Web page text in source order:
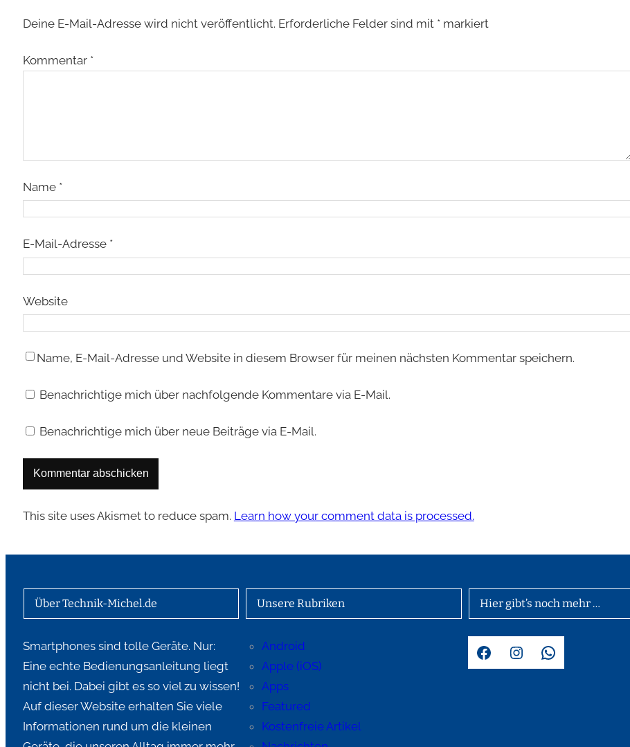
Deine E-Mail-Adresse wird nicht veröffentlicht. Erforderliche Felder sind mit *markiert
Kommentar *
Name *
E-Mail-Adresse *
Website
Name, E-Mail-Adresse und Website in diesem Browser für meinen nächsten Kommentar speichern.
Benachrichtige mich über nachfolgende Kommentare via E-Mail.
Benachrichtige mich über neue Beiträge via E-Mail.
This site uses Akismet to reduce spam. Learn how your comment data is processed.
Über Technik-Michel.de
Smartphones sind tolle Geräte. Nur:
Eine echte Bedienungsanleitung liegt
nicht bei. Dabei gibt es so viel zu wissen!
Auf dieser Website erhalten Sie viele
Informationen rund um die kleinen
Unsere Rubriken
Android
Apple (iOS)
Apps
Featured
Kostenfreie Artikel
Hier gibt’s noch mehr …
Facebook Instagram WhatsApp